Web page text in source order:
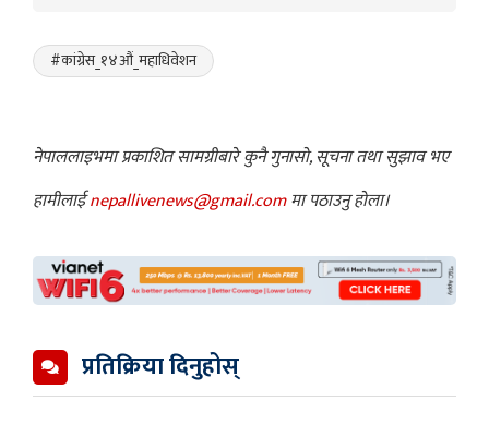
#कांग्रेस_१४औं_महाधिवेशन
नेपाललाइभमा प्रकाशित सामग्रीबारे कुनै गुनासो, सूचना तथा सुझाव भए
हामीलाईnepallivenews@gmail.comमा पठाउनु होला।
प्रतिक्रिया दिनुहोस्